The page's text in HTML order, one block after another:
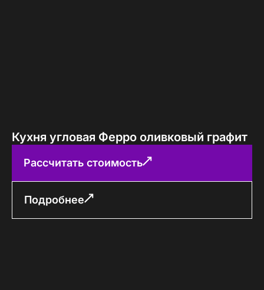
Кухня угловая Ферро оливковый графит
Рассчитать стоимость
Подробнее